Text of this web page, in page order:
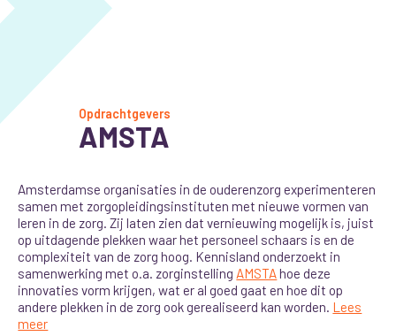
Opdrachtgevers
AMSTA
Amsterdamse organisaties in de ouderenzorg experimenteren
samen met zorgopleidingsinstituten met nieuwe vormen van
leren in de zorg. Zij laten zien dat vernieuwing mogelijk is, juist
op uitdagende plekken waar het personeel schaars is en de
complexiteit van de zorg hoog. Kennisland onderzoekt in
samenwerking met o.a. zorginstelling AMSTAhoe deze
innovaties vorm krijgen, wat er al goed gaat en hoe dit op
andere plekken in de zorg ook gerealiseerd kan worden. Lees
meer